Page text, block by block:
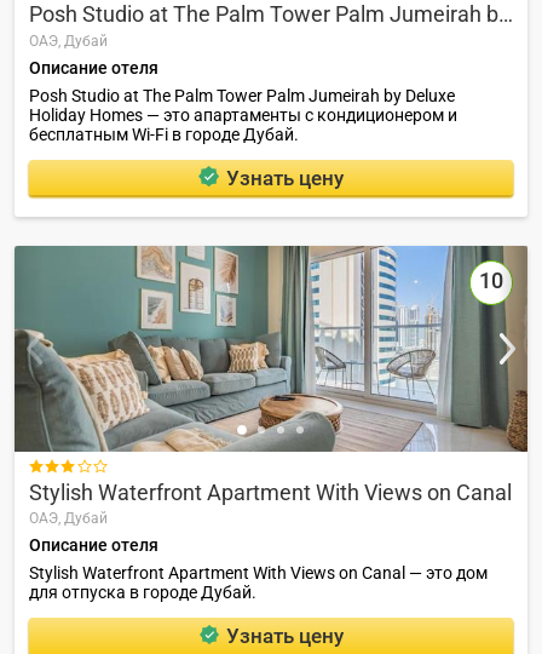
Posh Studio at The Palm Tower Palm Jumeirah by Deluxe Holiday Homes
ОАЭ, Дубай
Описание отеля
Posh Studio at The Palm Tower Palm Jumeirah by Deluxe
Holiday Homes — это апартаменты с кондиционером и
бесплатным Wi-Fi в городе Дубай.
Узнать цену
10

Stylish Waterfront Apartment With Views on Canal
ОАЭ, Дубай
Описание отеля
Stylish Waterfront Apartment With Views on Canal — это дом
для отпуска в городе Дубай.
Узнать цену